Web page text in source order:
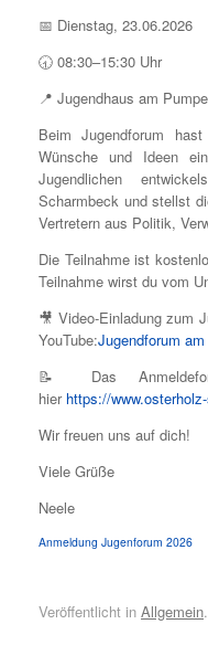
📅 Dienstag, 23.06.2026
🕣 08:30–15:30 Uhr
📍 Jugendhaus am
Beim Jugendforum
Wünsche und Ideen
Jugendlichen
Scharmbeck und stellst
Vertretern aus Politik,
Die Teilnahme ist
Teilnahme wirst du vom
🎥 Video-Einladung zum
YouTube:Jugendforum
📝 Das
hier https://
Wir freuen uns auf dich!
Viele Grüße
Neele
Anmeldung Jugenforum 2026
Veröffentlicht in Allgemein.